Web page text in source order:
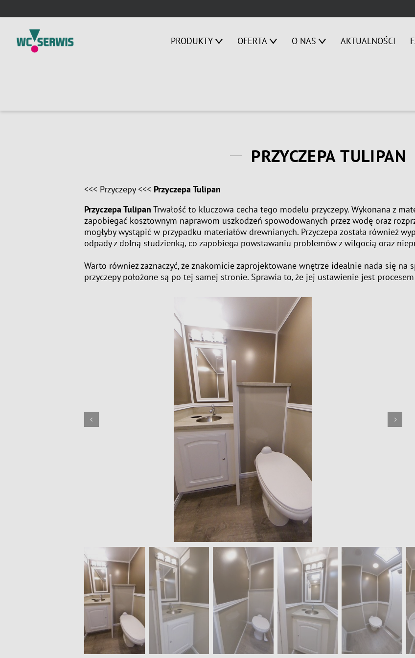
to
PRODUKTY OFERTA O NAS AKTUALNOŚCI
PRZYCZEPA TULIPAN
<<< Przyczepy<<< Przyczepa Tulipan
Przyczepa Tulipan Trwałość to kluczowa cecha tego modelu przyczepy. Wykonana z
zapobiegać kosztownym naprawom uszkodzeń spowodowanych przez wodę oraz
mogłyby wystąpić w przypadku materiałów drewnianych. Przyczepa została również
odpady z dolną studzienką, co zapobiega powstawaniu problemów z wilgocią oraz
Warto również zaznaczyć, że znakomicie zaprojektowane wnętrze idealnie nada się na
przyczepy położone są po tej samej stronie. Sprawia to, że jej ustawienie jest
 